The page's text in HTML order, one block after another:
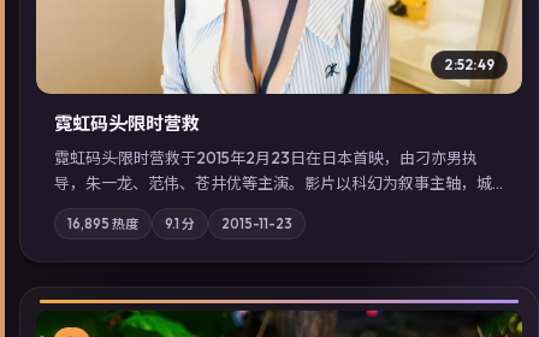
2:52:49
霓虹码头·限时营救
霓虹码头·限时营救于2015年2月23日在日本首映，由刁亦男执
导，朱一龙、范伟、苍井优等主演。影片以科幻为叙事主轴，城
市霓虹背后，有人用规则改写命运；摄影与配乐强化地域气质；
站内亦可通过「国产免费观看高清电视剧在线看」延展检索同类
型高分佳作，畅享高清在线追剧体验。
16,895 热度 9.1分 2015-11-23